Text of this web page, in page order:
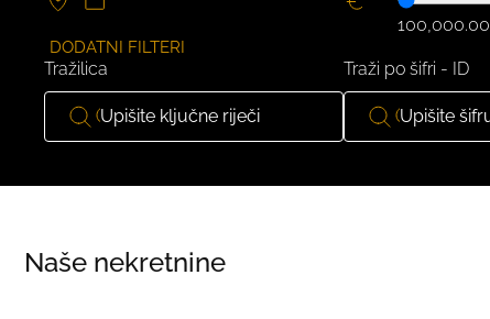
100,000.00
DODATNI FILTERI
Tražilica Traži po šifri - ID
Naše nekretnine